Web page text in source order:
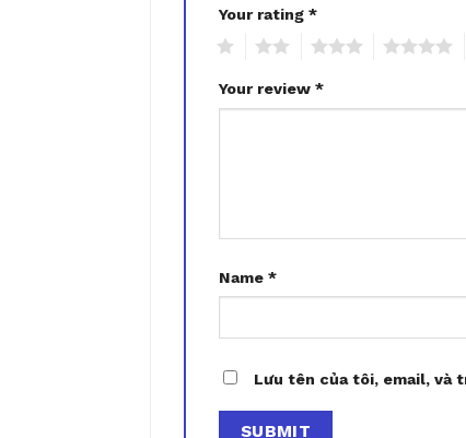
Your rating *
Your review *
Name *
Lưu tên của tôi, email, và